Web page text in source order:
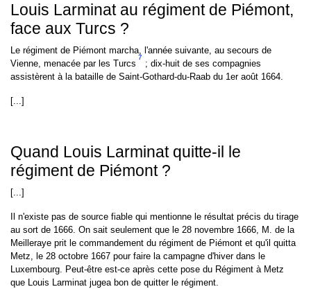
Louis Larminat au régiment de Piémont,
face aux Turcs ?
Le régiment de Piémont marcha, l'année suivante, au secours de
Vienne, menacée par les Turcs
7
; dix-huit de ses compagnies
assistèrent à la bataille de Saint-Gothard-du-Raab du 1er août 1664.
[...]
Quand Louis Larminat quitte-il le
régiment de Piémont ?
[...]
Il n'existe pas de source fiable qui mentionne le résultat précis du tirage
au sort de 1666. On sait seulement que le 28 novembre 1666, M. de la
Meilleraye prit le commandement du régiment de Piémont et qu'il quitta
Metz, le 28 octobre 1667 pour faire la campagne d'hiver dans le
Luxembourg. Peut-être est-ce après cette pose du Régiment à Metz
que Louis Larminat jugea bon de quitter le régiment.